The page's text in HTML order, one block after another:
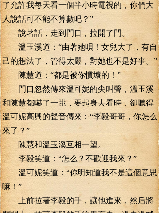
了允許我每天看一個半小時電視的，你們大
人說話可不能不算數吧？”
說著話，走到門口，拉開了門。
溫玉溪道：“由著她唄！女兒大了，有自
己的想法了，管得太嚴，對她也不是好事。”
陳慧道：“都是被你慣壞的！”
門口忽然傳來溫可妮的尖叫聲，溫玉溪
和陳慧都嚇了一跳，要起身去看時，卻聽得
溫可妮高興的聲音傳來：“李毅哥哥，你怎么
來了？”
陳慧和溫玉溪互相一望。
李毅笑道：“怎么？不歡迎我來？”
溫可妮笑道：“你明知道我不是這個意思
嘛！”
上前拉著李毅的手，讓他進來，然后將